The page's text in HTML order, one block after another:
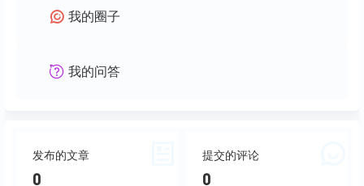
我的圈子
我的问答
发布的文章
0
提交的评论
0